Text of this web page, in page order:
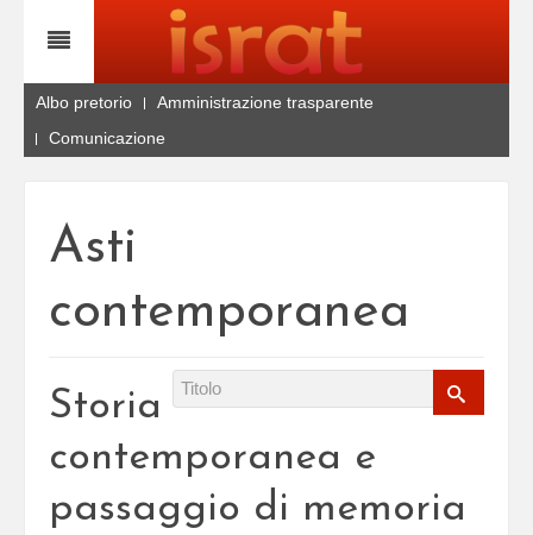
Albo pretorio
Amministrazione trasparente
Comunicazione
Asti
contemporanea
Storia
contemporanea e
passaggio di memoria